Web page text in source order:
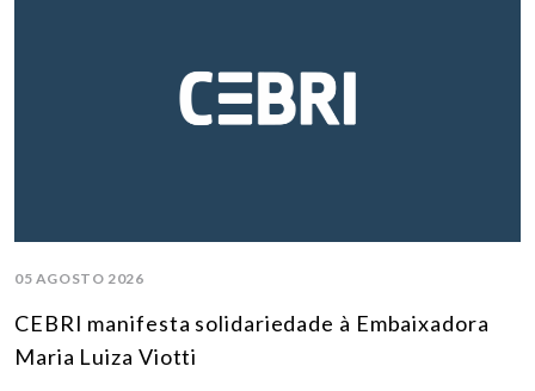
05 AGOSTO 2026
CEBRI manifesta solidariedade à Embaixadora
Maria Luiza Viotti